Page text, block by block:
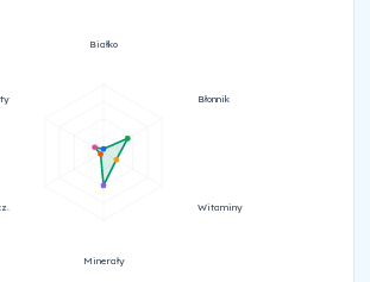
Białko
Błonnik
Witaminy
Minerały